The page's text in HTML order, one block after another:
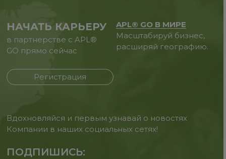
НАЧАТЬ КАРЬЕРУ
в партнерстве с APL®
GO прямо сейчас
Регистрация
APL® GO В МИРЕ
Масштабируй бизнес,
расширяй географию.
Вдохновляйся и первым узнавай о новостях
Компании в наших социальных сетях!
ПОДПИШИСЬ: